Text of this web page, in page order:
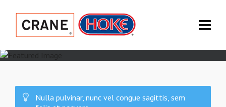
Nulla pulvinar, nunc vel congue sagittis, sem